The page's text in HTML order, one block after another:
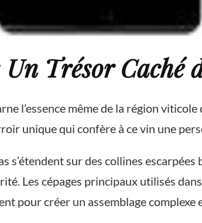
Trésor Caché
l’essence même de la région
unique qui confère à ce vin une
s’étendent sur des collines
Les cépages principaux utilisés
pour créer un assemblage complexe